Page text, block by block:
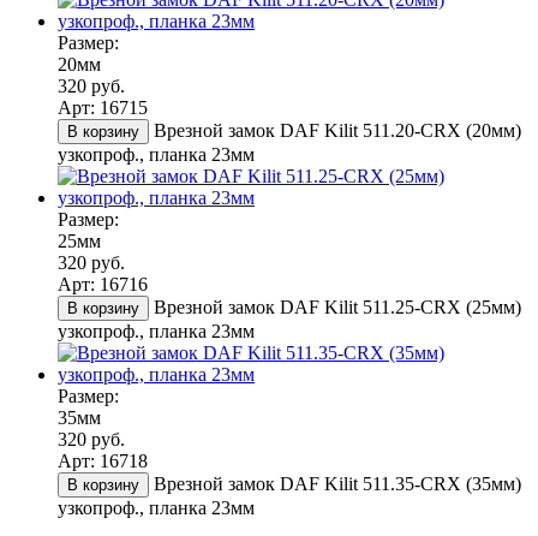
Размер:
20мм
320 руб.
Арт: 16715
В корзину
Врезной замок DAF Kilit 511.20-CRX (20мм)
узкопроф., планка 23мм
Размер:
25мм
320 руб.
Арт: 16716
В корзину
Врезной замок DAF Kilit 511.25-CRX (25мм)
узкопроф., планка 23мм
Размер:
35мм
320 руб.
Арт: 16718
В корзину
Врезной замок DAF Kilit 511.35-CRX (35мм)
узкопроф., планка 23мм